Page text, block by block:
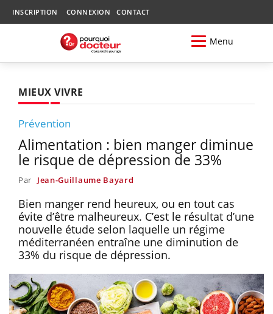
INSCRIPTION CONNEXION CONTACT
Menu
MIEUX VIVRE
Prévention
Alimentation : bien manger diminue
le risque de dépression de 33%
Par Jean-Guillaume Bayard
Bien manger rend heureux, ou en tout cas
évite d’être malheureux. C’est le résultat d’une
nouvelle étude selon laquelle un régime
méditerranéen entraîne une diminution de
33% du risque de dépression.